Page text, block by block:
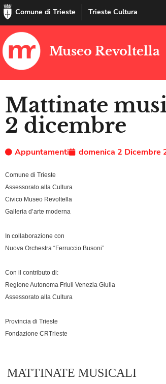
Comune di Trieste Trieste Cultura
Museo Revoltella
Mattinate
2 dicembre
Appuntamenti domenica 2 Dicembre
Comune di Trieste
Assessorato alla Cultura
Civico Museo Revoltella
Galleria d’arte moderna
In collaborazione con
Nuova Orchestra “Ferruccio Busoni”
Con il contributo di:
Regione Autonoma Friuli Venezia Giulia
Assessorato alla Cultura
Provincia di Trieste
Fondazione CRTrieste
MATTINATE MUSICALI